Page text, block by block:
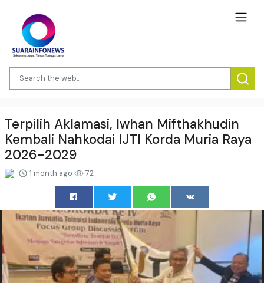
Terpilih Aklamasi, Iwhan Mifthakhudin
Kembali Nahkodai IJTI Korda Muria Raya
2026-2029
1 month ago 72